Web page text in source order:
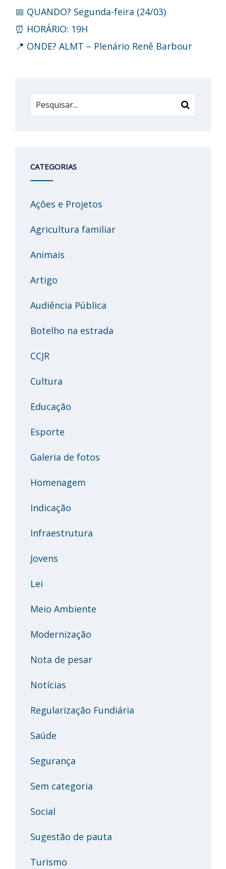
📅 QUANDO? Segunda-feira (24/03)
⏰ HORÁRIO: 19H
📍 ONDE? ALMT – Plenário Renê Barbour
CATEGORIAS
Ações e Projetos
Agricultura familiar
Animais
Artigo
Audiência Pública
Botelho na estrada
CCJR
Cultura
Educação
Esporte
Galeria de fotos
Homenagem
Indicação
Infraestrutura
Jovens
Lei
Meio Ambiente
Modernização
Nota de pesar
Notícias
Regularização Fundiária
Saúde
Segurança
Sem categoria
Social
Sugestão de pauta
Turismo